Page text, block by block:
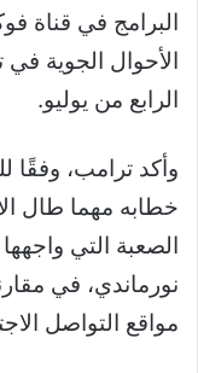
البرامج في قناة
الأحوال الجوية في
الرابع من يوليو.
وأكد ترامب، وفقًا
خطابه مهما طال
الصعبة التي
نورماندي، في
مواقع التواصل